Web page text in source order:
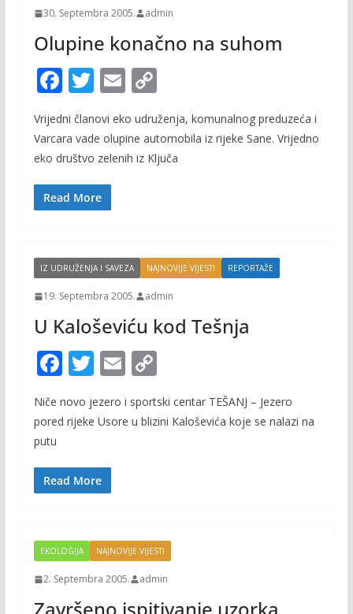
30. Septembra 2005. admin
Olupine konačno na suhom
F
ac
e
b
o
o
T
itt
er
E
m
ai
l
C
o
p
y
Vrijedni članovi eko udruženja, komunalnog preduzeća i
Varcara vade olupine automobila iz rijeke Sane. Vrijedno
eko društvo zelenih iz Ključa
Read More
IZ UDRUŽENJA I SAVEZA NAJNOVIJE VIJESTI REPORTAŽE
19. Septembra 2005. admin
U Kaloševiću kod Tešnja
F
e
b
o
o
T
itt
E
ai
C
o
p
Niče novo jezero i sportski centar TEŠANJ – Jezero
pored rijeke Usore u blizini Kaloševića koje se nalazi na
putu
Read More
EKOLOGIJA NAJNOVIJE VIJESTI
2. Septembra 2005. admin